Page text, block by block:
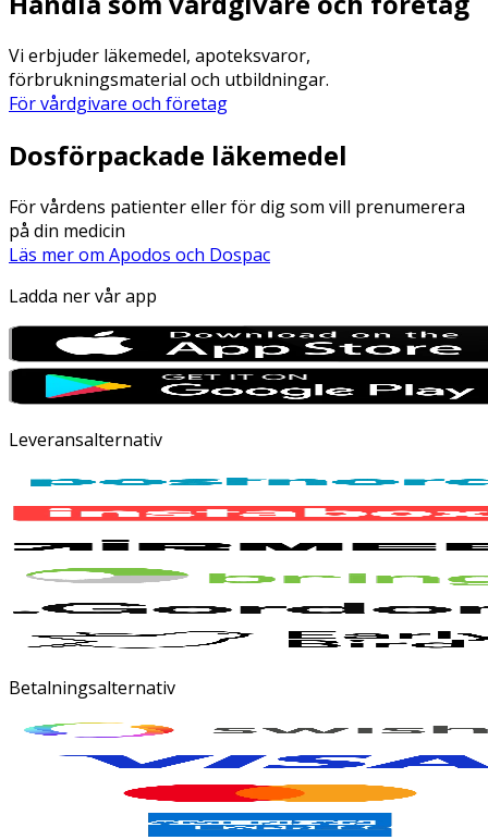
Vi erbjuder läkemedel, apoteksvaror,
förbrukningsmaterial och utbildningar.
För vårdgivare och företag
Dosförpackade läkemedel
För vårdens patienter eller för dig som vill prenumerera
på din medicin
Läs mer om Apodos och Dospac
Ladda ner vår app
Leveransalternativ
Betalningsalternativ